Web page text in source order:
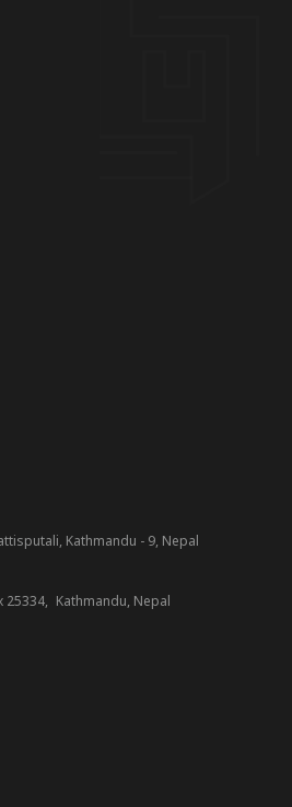
Kathmandu - 9, Nepal
25334, Kathmandu, Nepal